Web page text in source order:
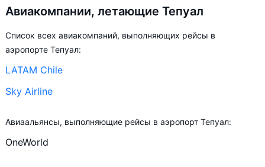
Авиакомпании, летающие Тепуал
Список всех авиакомпаний, выполняющих рейсы в
аэропорте Тепуал:
LATAM Chile
Sky Airline
Авиаальянсы, выполняющие рейсы в аэропорт Тепуал:
OneWorld